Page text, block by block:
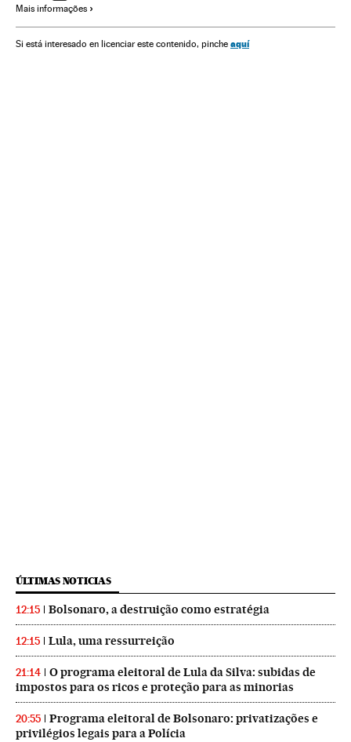
Mais informações
Si está interesado en licenciar este contenido, pinche aquí
ÚLTIMAS NOTICIAS
12:15 Bolsonaro, a destruição como estratégia
12:15 Lula, uma ressurreição
21:14
O programa eleitoral de Lula da Silva: subidas de
impostos para os ricos e proteção para as minorias
20:55
Programa eleitoral de Bolsonaro: privatizações e
privilégios legais para a Polícia